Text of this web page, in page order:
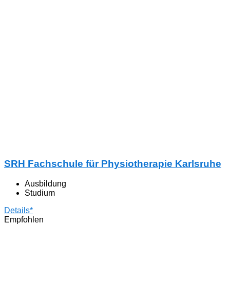
SRH Fachschule für Physiotherapie Karlsruhe
Ausbildung
Studium
Details*
Empfohlen